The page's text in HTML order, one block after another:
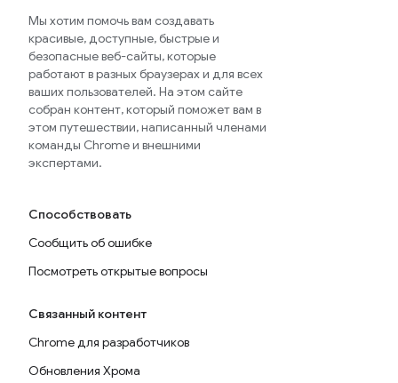
Мы хотим помочь вам создавать
красивые, доступные, быстрые и
безопасные веб-сайты, которые
работают в разных браузерах и для всех
ваших пользователей. На этом сайте
собран контент, который поможет вам в
этом путешествии, написанный членами
команды Chrome и внешними
экспертами.
Способствовать
Сообщить об ошибке
Посмотреть открытые вопросы
Связанный контент
Chrome для разработчиков
Обновления Хрома